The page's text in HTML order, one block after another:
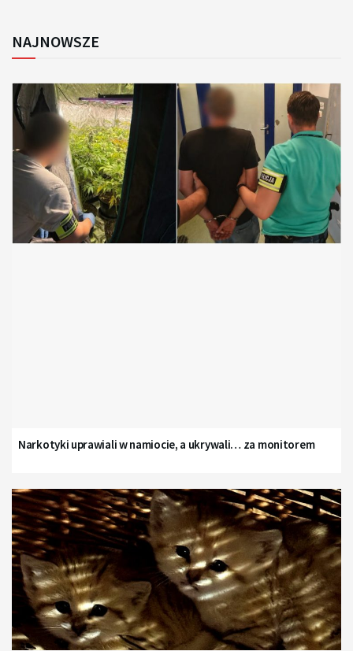
NAJNOWSZE
Narkotyki uprawiali w namiocie, a ukrywali… za monitorem